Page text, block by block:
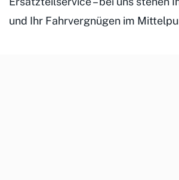
und Ihr Fahrvergnügen im